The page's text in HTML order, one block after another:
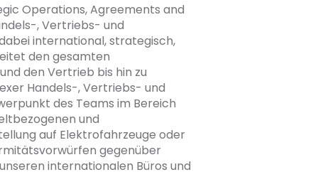
Operations, Agreements and
, Vertriebs- und
international, strategisch,
den gesamten
den Vertrieb bis hin zu
Handels-, Vertriebs- und
des Teams im Bereich
und
auf Elektrofahrzeuge oder
gegenüber
internationalen Büros und